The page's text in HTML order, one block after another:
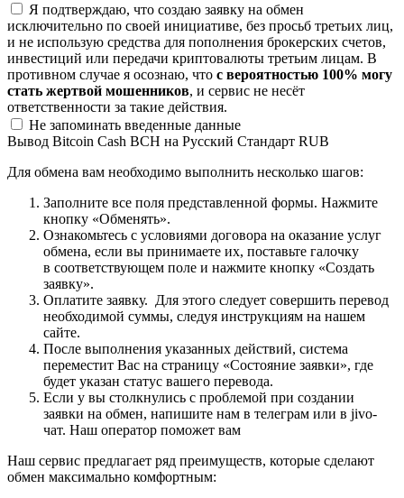
Я подтверждаю, что создаю заявку на обмен
исключительно по своей инициативе, без просьб третьих лиц,
и не использую средства для пополнения брокерских счетов,
инвестиций или передачи криптовалюты третьим лицам. В
противном случае я осознаю, что с вероятностью 100% могу
стать жертвой мошенников, и сервис не несёт
ответственности за такие действия.
Не запоминать введенные данные
Вывод Bitcoin Cash BCH на Русский Стандарт RUB
Для обмена вам необходимо выполнить несколько шагов:
Заполните все поля представленной формы. Нажмите
кнопку «Обменять».
Ознакомьтесь с условиями договора на оказание услуг
обмена, если вы принимаете их, поставьте галочку
в соответствующем поле и нажмите кнопку «Создать
заявку».
Оплатите заявку. Для этого следует совершить перевод
необходимой суммы, следуя инструкциям на нашем
сайте.
После выполнения указанных действий, система
переместит Вас на страницу «Состояние заявки», где
будет указан статус вашего перевода.
Если у вы столкнулись с проблемой при создании
заявки на обмен, напишите нам в телеграм или в jivo-
чат. Наш оператор поможет вам
Наш сервис предлагает ряд преимуществ, которые сделают
обмен максимально комфортным: